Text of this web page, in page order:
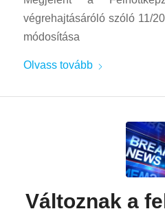
végrehajtásáróló szóló 11/
módosítása
Olvass tovább
Változnak a